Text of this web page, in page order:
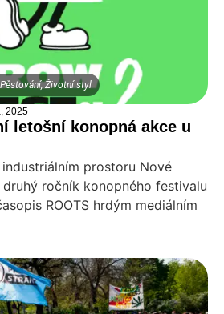
Pěstování,Životní styl
2025
letošní konopná akce u
prostoru Nové
ročník konopného festivalu
ROOTS hrdým mediálním